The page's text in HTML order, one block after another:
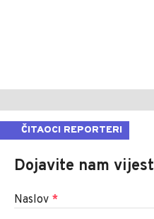
ČITAOCI REPORTERI
Dojavite nam vijest
Naslov *